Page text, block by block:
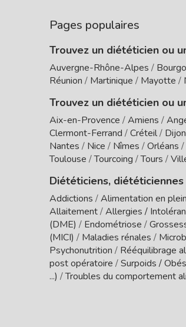
Pages populaires
Trouvez un diététicien ou
Auvergne-Rhône-Alpes /
Réunion / Martinique / Mayotte /
Trouvez un diététicien ou
Aix-en-Provence /Amiens /
Clermont-Ferrand /Créteil/ Dijon
Nantes / Nice / Nîmes /Orléans /
Toulouse /Tourcoing /Tours /
Diététiciens,
Addictions /Alimentation en
Allaitement/Allergies /
(DME) / Endométriose /
(MICI) / Maladies rénales /
Psychonutrition / Rééquilibrage
post opératoire /Surpoids /
...) /Troubles du comportement